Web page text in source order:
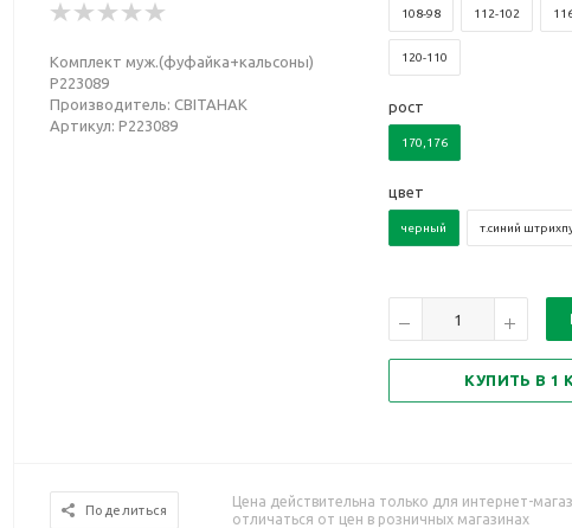
Комплект муж.(фуфайка+кальсоны)
Р223089
Производитель: СВIТАНАК
Артикул: Р223089
108-98 112-102
120-110
рост
170,176
цвет
черный т.синий
КУПИТЬ В 1
Поделиться
Цена действительна только для интернет-
отличаться от цен в розничных магазинах